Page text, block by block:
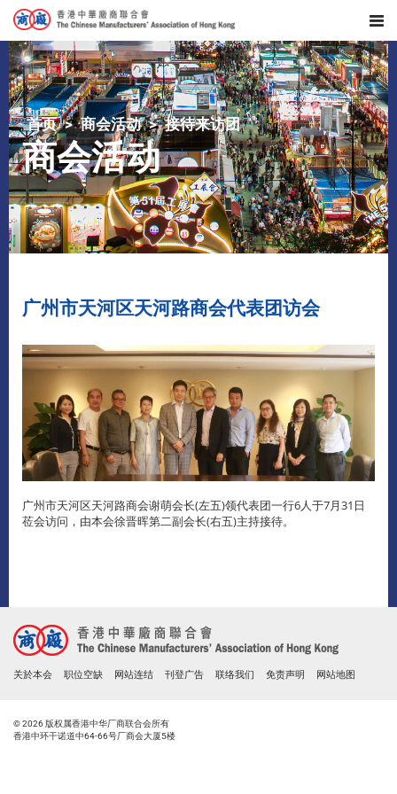
首页 商会活动 接待来访团
商会活动
广州市天河区天河路商会代表团访会
广州市天河区天河路商会谢萌会长(左五)领代表团一行6人于7月31日
莅会访问，由本会徐晋晖第二副会长(右五)主持接待。
关於本会 职位空缺 网站连结 刊登广告 联络我们 免责声明 网站地图
© 2026 版权属香港中华厂商联合会所有
香港中环干诺道中64-66号厂商会大厦5楼